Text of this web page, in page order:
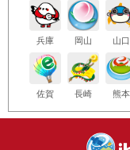
兵庫 岡山 山口
佐賀 長崎 熊本